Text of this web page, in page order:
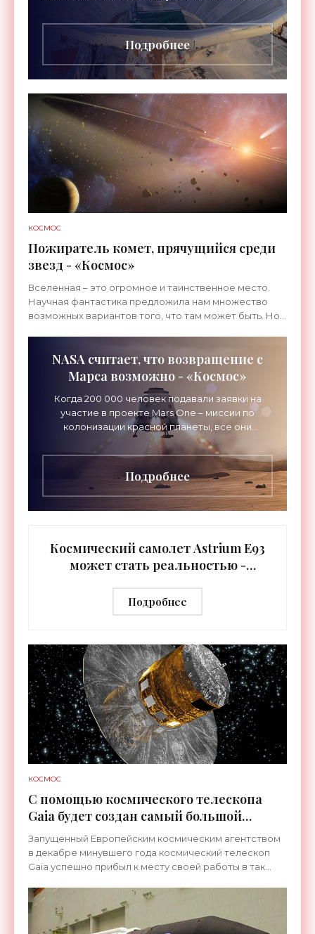
взрыв, хотя его истинная природа до сих пор
не ясна. Тем
Подробнее
КОСМОС
Пожиратель комет, прячущийся среди
звезд - «Космос»
Вселенная – это огромное и таинственное место.
Научная фантастика предложила нам множество
возможных вариантов того, что там может быть. Но
NASA считает, что возвращение с
Марса возможно - «Космос»
Когда 200 000 человек подавали заявки на
участие в проекте Mars One – миссии по
колонизации красной планеты, все они
понимали, что это билет в один конец. Так или
иначе, им суждено будет
Подробнее
Космический самолет Astrium E93
может стать реальностью -
Подробнее
КОСМОС
С помощью космического телескопа
Gaia будет создан самый большой
звёздный каталог - «Космос»
Запущенный Европейским космическим агентством
в декабре минувшего года космический телескоп
Gaia успешно прибыл к месту своей работы в так
1,5